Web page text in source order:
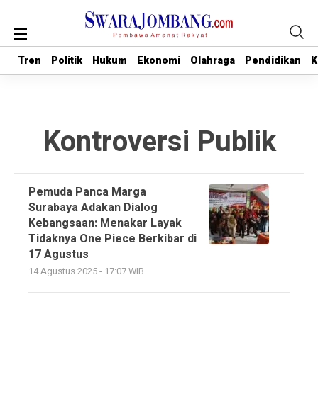
Tren Politik Hukum Ekonomi Olahraga Pendidikan
Tren Politik Hukum Ekonomi Olahraga Pendidikan
Kontroversi Publik
Pemuda Panca Marga
Surabaya Adakan Dialog
Kebangsaan: Menakar Layak
Tidaknya One Piece Berkibar di
17 Agustus
14 Agustus 2025 - 17:07 WIB